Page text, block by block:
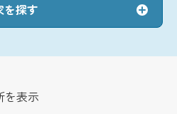
を探す
を表示